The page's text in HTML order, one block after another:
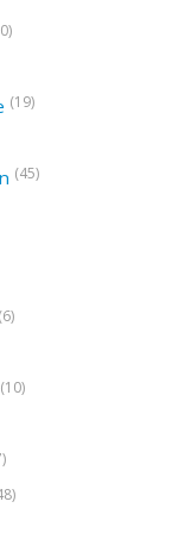
(19)
(45)
(10)